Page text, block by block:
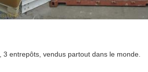
entrepôts, vendus partout dans le monde.